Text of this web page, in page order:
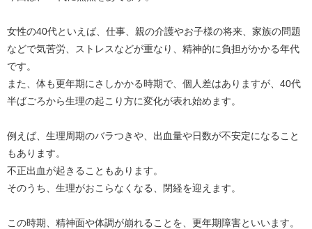
女性の40代といえば、仕事、親の介護やお子様の将来、家族の問題
などで気苦労、ストレスなどが重なり、精神的に負担がかかる年代
です。
また、体も更年期にさしかかる時期で、個人差はありますが、40代
半ばごろから生理の起こり方に変化が表れ始めます。
例えば、生理周期のバラつきや、出血量や日数が不安定になること
もあります。
不正出血が起きることもあります。
そのうち、生理がおこらなくなる、閉経を迎えます。
この時期、精神面や体調が崩れることを、更年期障害といいます。